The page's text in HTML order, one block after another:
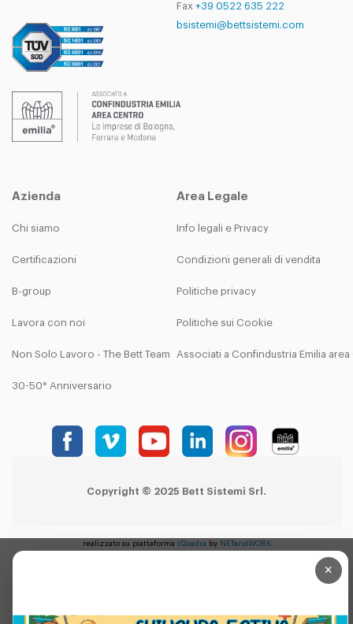
Fax +39 0522 635 222
bsistemi@bettsistemi.com
Azienda
Chi siamo
Certificazioni
B-group
Lavora con noi
Non Solo Lavoro - The Bett Team
30-50° Anniversario
Area Legale
Info legali e Privacy
Condizioni generali di vendita
Politiche privacy
Politiche sui Cookie
Associati a Confindustria Emilia
Copyright © 2025 Bett Sistemi Srl.
×
realizzato su piattaforma tQuadra by NETandWORK